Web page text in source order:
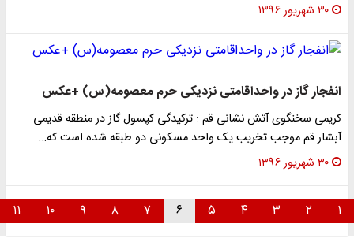
۳۰ شهریور ۱۳۹۶
انفجار گاز در واحداقامتی نزدیکی حرم معصومه(س) +عکس
کریمی سخنگوی آتش نشانی قم : ترکیدگی کپسول گاز در منطقه قدیمی
آبشار قم موجب تخریب یک واحد مسکونی دو طبقه شده است که…
۳۰ شهریور ۱۳۹۶
۱ ۲ ۳ ۴ ۵ ۶ ۷ ۸ ۹ ۱۰ ۱۱